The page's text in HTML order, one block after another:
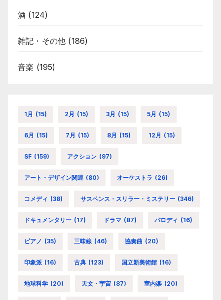
酒 (124)
雑記・その他 (186)
音楽 (195)
1月 (15) 2月 (15) 3月 (15) 5月 (15)
6月 (15) 7月 (15) 8月 (15) 12月 (15)
SF (159) アクション (97)
アート・デザイン関連 (80) オーケストラ (26)
コメディ (38) サスペンス・スリラー・ミステリー (346)
ドキュメンタリー (17) ドラマ (87) パロディ (16)
ピアノ (35) 三味線 (46) 協奏曲 (20)
印象派 (16) 古典 (123) 国立新美術館 (16)
地球科学 (20) 天文・宇宙 (87) 室内楽 (20)